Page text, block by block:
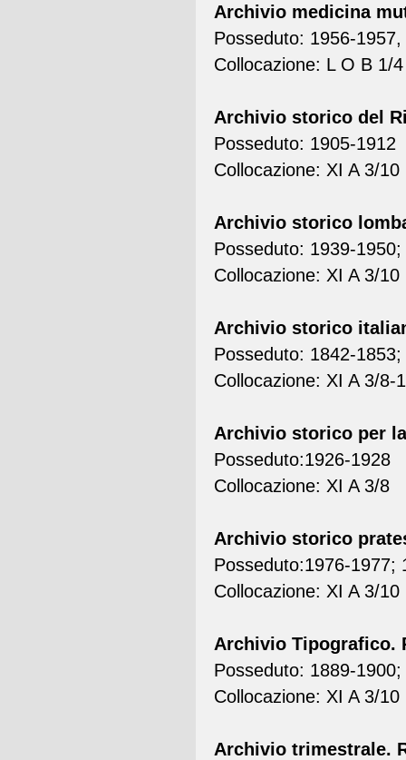
Archivio medicina
Posseduto: 1956-1957,
Collocazione: L O B 1/4
Archivio storico del
Posseduto: 1905-1912
Collocazione: XI A 3/10
Archivio storico
Posseduto: 1939-
Collocazione: XI A 3/10
Archivio storico
Posseduto: 1842-
Collocazione: XI A 3/8-
Archivio storico per
Posseduto:1926-1928
Collocazione: XI A 3/8
Archivio storico
Posseduto:1976-1977;
Collocazione: XI A 3/10
Archivio Tipografico.
Posseduto: 1889-
Collocazione: XI A 3/10
Archivio trimestrale.